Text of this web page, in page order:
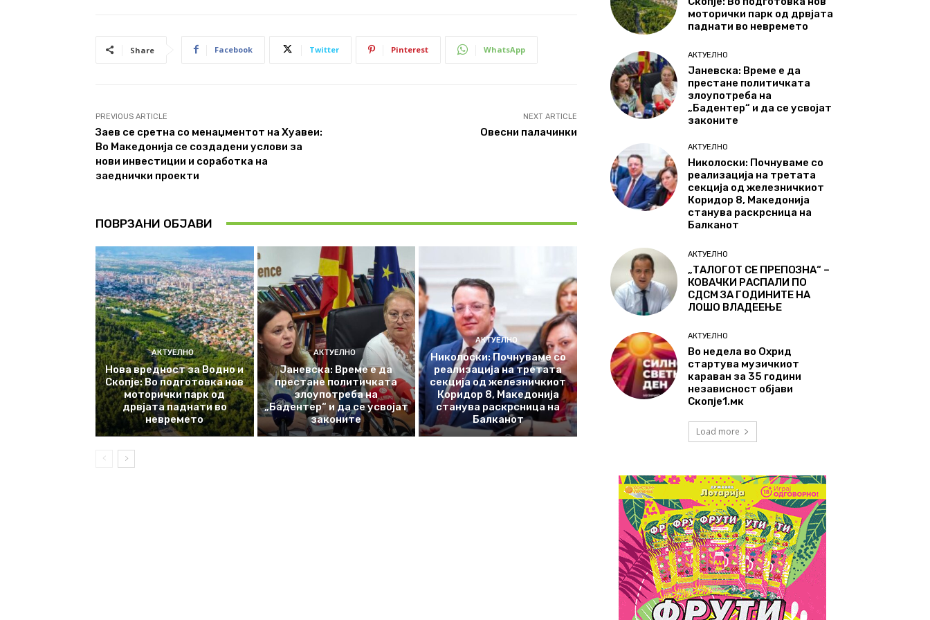
Share Facebook Twitter Pinterest WhatsApp
PREVIOUS ARTICLE
Заев се сретна со менаџментот на Хуавеи:
Во Македонија се создадени услови за
нови инвестиции и соработка на
заеднички проекти
NEXT ARTICLE
Овесни палачинки
ПОВРЗАНИ ОБЈАВИ
АКТУЕЛНО
Нова вредност за Водно и
Скопје: Во подготовка нов
моторички парк од
дрвјата паднати во
невремето
АКТУЕЛНО
Јаневска: Време е да
престане политичката
злоупотреба на
„Бадентер“ и да се усвојат
законите
АКТУЕЛНО
Николоски: Почнуваме со
реализација на третата
секција од железничкиот
Коридор 8, Македонија
станува раскрсница на
Балканот
моторички парк од дрвјата
паднати во невремето
АКТУЕЛНО
Јаневска: Време е да
престане политичката
злоупотреба на
„Бадентер“ и да се усвојат
законите
АКТУЕЛНО
Николоски: Почнуваме со
реализација на третата
секција од железничкиот
Коридор 8, Македонија
станува раскрсница на
Балканот
АКТУЕЛНО
„ТАЛОГОТ СЕ ПРЕПОЗНА“ –
КОВАЧКИ РАСПАЛИ ПО
СДСМ ЗА ГОДИНИТЕ НА
ЛОШО ВЛАДЕЕЊЕ
АКТУЕЛНО
Во недела во Охрид
стартува музичкиот
караван за 35 години
независност објави
Скопје1.мк
Load more